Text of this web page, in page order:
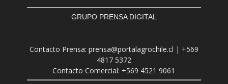
GRUPO PRENSA DIGITAL
Contacto Prensa: prensa@portalagrochile.cl | +569
4817 5372
Contacto Comercial: +569 4521 9061